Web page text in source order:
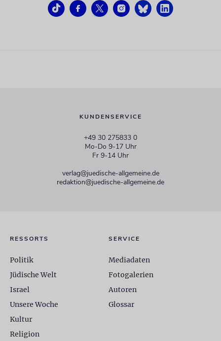
KUNDENSERVICE
+49 30 275833 0
Mo-Do 9-17 Uhr
Fr 9-14 Uhr
verlag@juedische-allgemeine.de
redaktion@juedische-allgemeine.de
RESSORTS
Politik
Jüdische Welt
Israel
Unsere Woche
Kultur
Religion
SERVICE
Mediadaten
Fotogalerien
Autoren
Glossar